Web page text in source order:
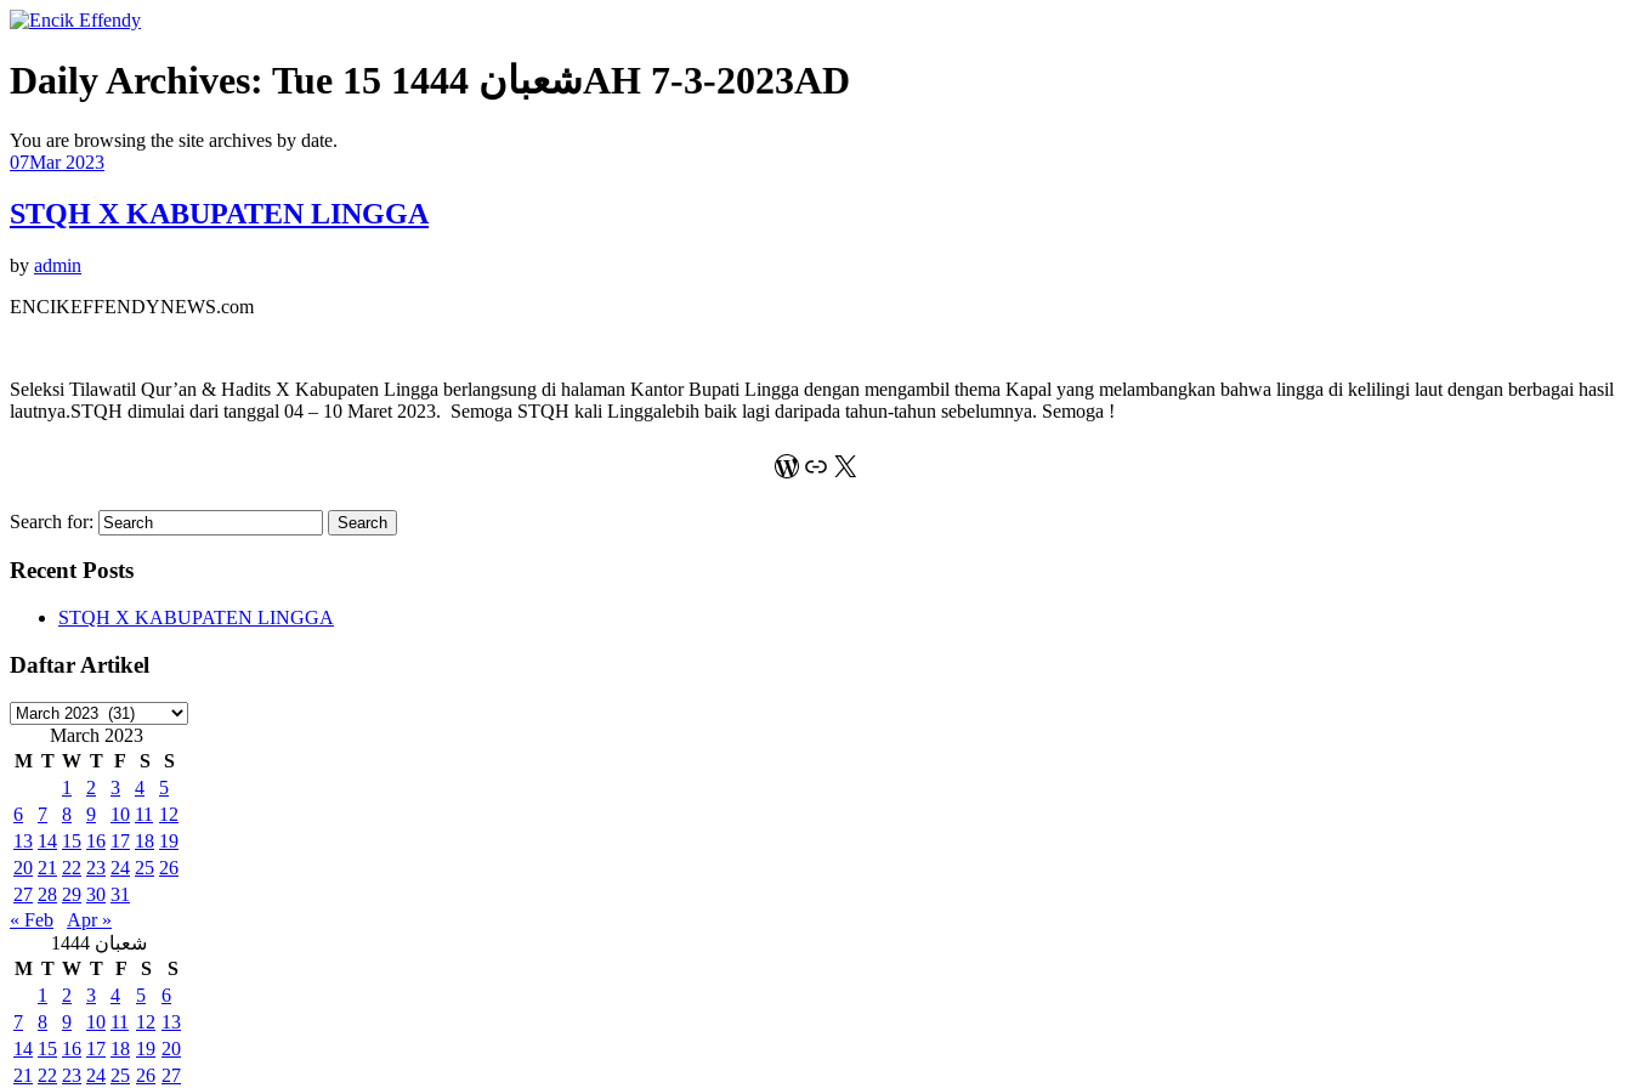
Daily Archives: Tue 15 شعبان 1444AH 7-3-2023AD
You are browsing the site archives by date.
07Mar 2023
STQH X KABUPATEN LINGGA
by admin
ENCIKEFFENDYNEWS.com
Seleksi Tilawatil Qur’an & Hadits X Kabupaten Lingga berlangsung di halaman Kantor Bupati Lingga dengan mengambil thema Kapal yang melambangkan bahwa lingga di kelilingi laut dengan berbagai hasil
lautnya.STQH dimulai dari tanggal 04 – 10 Maret 2023. Semoga STQH kali Linggalebih baik lagi daripada tahun-tahun sebelumnya. Semoga !
WordPress
Link
X
Search for:
Recent Posts
STQH X KABUPATEN LINGGA
Daftar Artikel
Daftar
ArtikelMarch 2023
M T W T F S
S
1
2 3 4
5
6
7 8 9 10 11 12
13 14 15 16 17 18 19
20 21 22 23 24 25 26
27 28 29 30 31
« Feb
Apr »
شعبان 1444
M T W T F S
S
1
2 3 4 5
6
7
8 9 10 11 12 13
14 15 16 17 18 19 20
21 22 23 24 25 26 27